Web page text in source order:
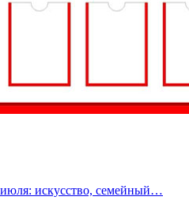
июля: искусство, семейный…